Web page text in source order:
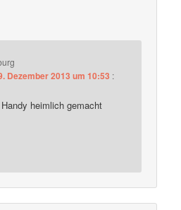
Dezember 2013 um 10:53 :
heimlich gemacht